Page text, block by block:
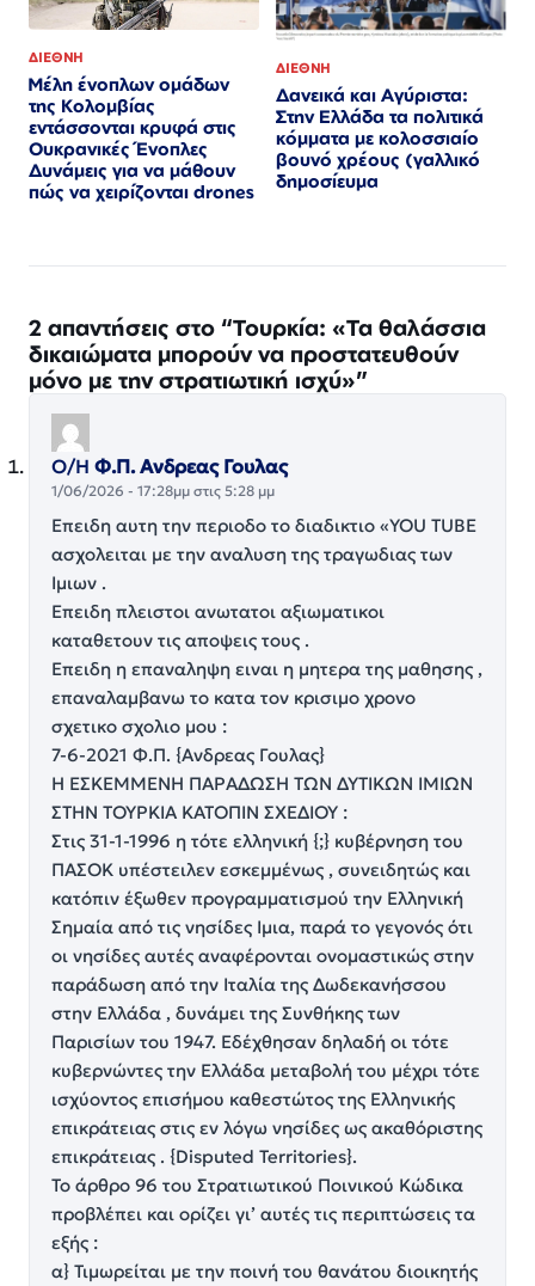
ΔΙΕΘΝΗ
Μέλη ένοπλων ομάδων
της Κολομβίας
εντάσσονται κρυφά στις
Ουκρανικές Ένοπλες
Δυνάμεις για να μάθουν
πώς να χειρίζονται drones
ΔΙΕΘΝΗ
Δανεικά και Αγύριστα:
Στην Ελλάδα τα πολιτικά
κόμματα με κολοσσιαίο
βουνό χρέους (γαλλικό
δημοσίευμα
2 απαντήσεις στο “Τουρκία: «Τα θαλάσσια
δικαιώματα μπορούν να προστατευθούν
μόνο με την στρατιωτική ισχύ»”
Ο/Η Φ.Π. Ανδρεας Γουλας
1/06/2026 - 17:28μμ στις 5:28 μμ
Επειδη αυτη την περιοδο το διαδικτιο «YOU TUBE
ασχολειται με την αναλυση της τραγωδιας των
Ιμιων .
Επειδη πλειστοι ανωτατοι αξιωματικοι
καταθετουν τις αποψεις τους .
Επειδη η επαναληψη ειναι η μητερα της μαθησης ,
επαναλαμβανω το κατα τον κρισιμο χρονο
σχετικο σχολιο μου :
7-6-2021 Φ.Π. {Ανδρεας Γουλας}
Η ΕΣΚΕΜΜΕΝΗ ΠΑΡΑΔΩΣΗ ΤΩΝ ΔΥΤΙΚΩΝ ΙΜΙΩΝ
ΣΤΗΝ ΤΟΥΡΚΙΑ ΚΑΤΟΠΙΝ ΣΧΕΔΙΟΥ :
Στις 31-1-1996 η τότε ελληνική {;} κυβέρνηση του
ΠΑΣΟΚ υπέστειλεν εσκεμμένως , συνειδητώς και
κατόπιν έξωθεν προγραμματισμού την Ελληνική
Σημαία από τις νησίδες Ιμια, παρά το γεγονός ότι
οι νησίδες αυτές αναφέρονται ονομαστικώς στην
παράδωση από την Ιταλία της Δωδεκανήσσου
στην Ελλάδα , δυνάμει της Συνθήκης των
Παρισίων του 1947. Εδέχθησαν δηλαδή οι τότε
κυβερνώντες την Ελλάδα μεταβολή του μέχρι τότε
ισχύοντος επισήμου καθεστώτος της Ελληνικής
επικράτειας στις εν λόγω νησίδες ως ακαθόριστης
επικράτειας . {Disputed Territories}.
Το άρθρο 96 του Στρατιωτικού Ποινικού Κώδικα
προβλέπει και ορίζει γι’ αυτές τις περιπτώσεις τα
εξής :
α} Τιμωρείται με την ποινή του θανάτου διοικητής